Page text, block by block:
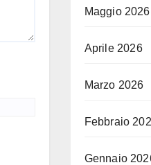
Maggio 2026
Aprile 2026
Marzo 2026
Febbraio
Gennaio